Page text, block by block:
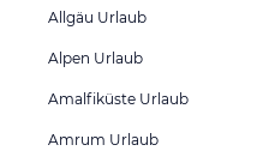
Allgäu Urlaub
Alpen Urlaub
Amalfiküste Urlaub
Amrum Urlaub